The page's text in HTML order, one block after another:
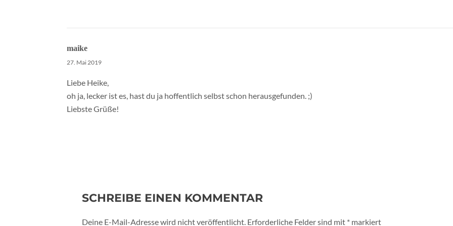
maike
27. Mai 2019
Liebe Heike,
oh ja, lecker ist es, hast du ja hoffentlich selbst schon herausgefunden. ;)
Liebste Grüße!
SCHREIBE EINEN KOMMENTAR
Deine E-Mail-Adresse wird nicht veröffentlicht. Erforderliche Felder sind mit * markiert